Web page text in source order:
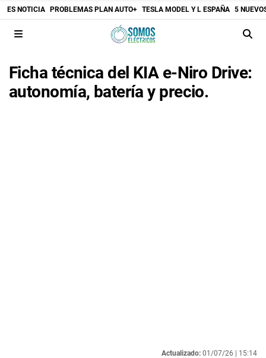
ES NOTICIA PROBLEMAS PLAN AUTO+ TESLA MODEL Y L ESPAÑA 5
Ficha técnica del KIA e-Niro Drive:
autonomía, batería y precio.
Actualizado: 01/07/26 | 15:14